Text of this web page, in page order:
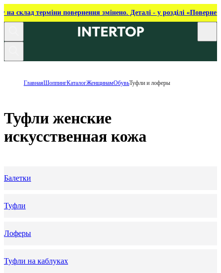
на склад терміни повернення змінено. Деталі - у розділі
ГлавнаяШоппингКаталогЖенщинамОбувьТуфли и лоферы
Туфли женские
искусственная кожа
Балетки
Туфли
Лоферы
Туфли на каблуках